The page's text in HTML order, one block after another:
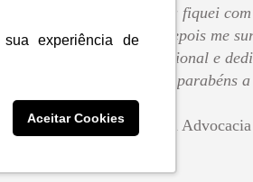
experiência de
Aceitar Cookies
"Sinceramente, no início eu fiquei
contratar a empresa mas depois me
amei! Super rápido, profissional e
Eu indico, aprovo e dou os parabéns
participaram!
Cliente: Ellen Dias da Silva Advocacia